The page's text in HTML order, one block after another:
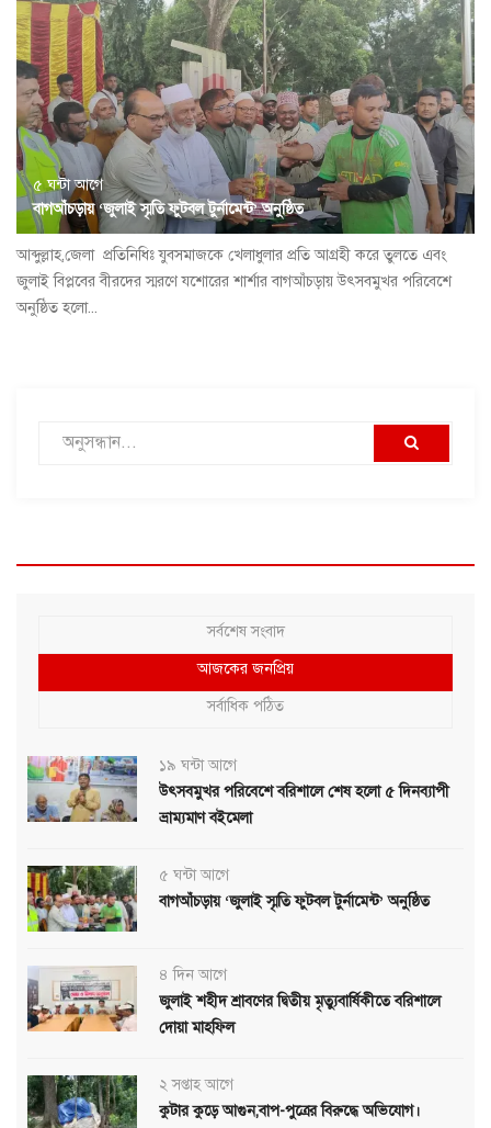
৫ ঘন্টা আগে
বাগআঁচড়ায় ‘জুলাই স্মৃতি ফুটবল টুর্নামেন্ট’ অনুষ্ঠিত
আব্দুল্লাহ,জেলা প্রতিনিধিঃ যুবসমাজকে খেলাধুলার প্রতি আগ্রহী করে তুলতে এবং
জুলাই বিপ্লবের বীরদের স্মরণে যশোরের শার্শার বাগআঁচড়ায় উৎসবমুখর পরিবেশে
অনুষ্ঠিত হলো...
সর্বশেষ সংবাদ
আজকের জনপ্রিয়
সর্বাধিক পঠিত
১৯ ঘন্টা আগে
উৎসবমুখর পরিবেশে বরিশালে শেষ হলো ৫ দিনব্যাপী
ভ্রাম্যমাণ বইমেলা
৫ ঘন্টা আগে
বাগআঁচড়ায় ‘জুলাই স্মৃতি ফুটবল টুর্নামেন্ট’ অনুষ্ঠিত
৪ দিন আগে
জুলাই শহীদ শ্রাবণের দ্বিতীয় মৃত্যুবার্ষিকীতে বরিশালে
দোয়া মাহফিল
২ সপ্তাহ আগে
কুটার কুড়ে আগুন,বাপ-পুত্রের বিরুদ্ধে অভিযোগ।